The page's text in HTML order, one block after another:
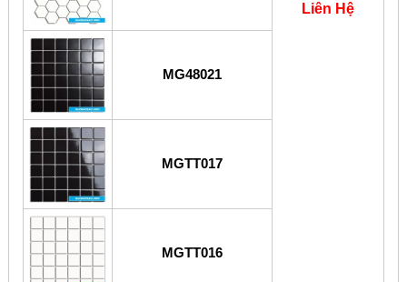
Liên Hệ
MG48021
MGTT017
MGTT016